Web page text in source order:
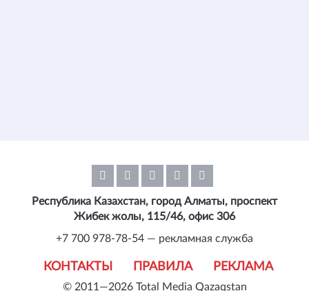
© 2011—2026 Total Media Qazaqstan
КОНТАКТЫ ПРАВИЛА РЕКЛАМА
Республика Казахстан, город Алматы, проспект
Жибек жолы, 115/46, офис 306
+7 700 978-78-54 — рекламная служба